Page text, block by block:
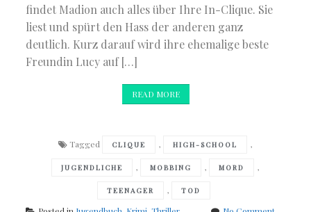
findet Madion auch alles über Ihre In-Clique. Sie
liest und spürt den Hass der anderen ganz
deutlich. Kurz darauf wird ihre ehemalige beste
Freundin Lucy auf […]
READ MORE
Tagged CLIQUE , HIGH-SCHOOL ,
JUGENDLICHE , MOBBING , MORD ,
TEENAGER , TOD